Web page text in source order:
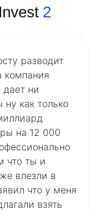
2
разводит
компания
дает ни
как только
на 12 000
что ты и
влезли в
что у меня
взять